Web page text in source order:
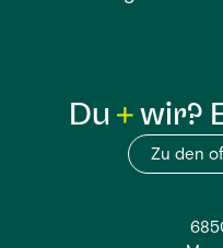
Du wir?
Zu den